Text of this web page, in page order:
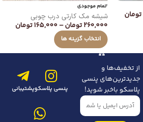
تومان
اتمام موجودی
شیشه مک کارتی درب چوبی
260,000تومان–
165,000تومان
انتخاب گزینه ها
از تخفیف‌ها و
جدیدترین‌های پنسی
پلاسکو باخبر شوید!
پنسی پلاسکوپشتیبانی